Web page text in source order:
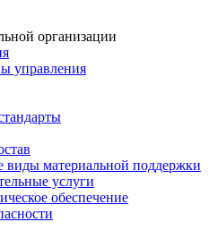
организации
управления
материальной поддержки
услуги
обеспечение